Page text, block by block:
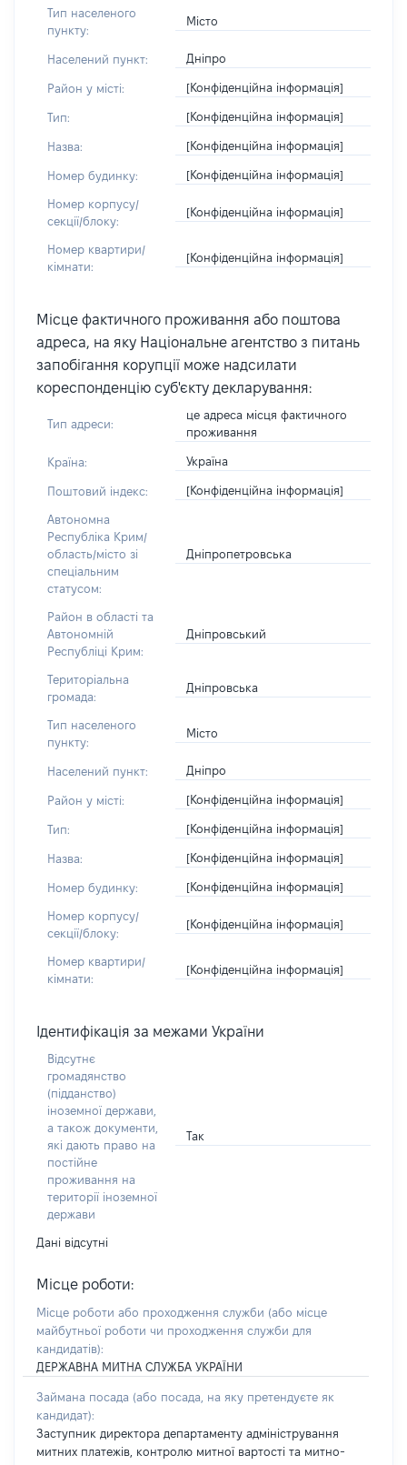
Тип населеного
пункту:
Місто
Населений пункт: Дніпро
Район у місті: [Конфіденційна інформація]
Тип: [Конфіденційна інформація]
Назва: [Конфіденційна інформація]
Номер будинку: [Конфіденційна інформація]
Номер корпусу/
секції/блоку:
[Конфіденційна інформація]
Номер квартири/
кімнати:
[Конфіденційна інформація]
Місце фактичного проживання або поштова
адреса, на яку Національне агентство з питань
запобігання корупції може надсилати
кореспонденцію суб'єкту декларування:
Тип адреси:
це адреса місця фактичного
проживання
Країна: Україна
Поштовий індекс: [Конфіденційна інформація]
Автономна
Республіка Крим/
область/місто зі
спеціальним
статусом:
Дніпропетровська
Район в області та
Автономній
Республіці Крим:
Дніпровський
Територіальна
громада:
Дніпровська
Тип населеного
пункту:
Місто
Населений пункт: Дніпро
Район у місті: [Конфіденційна інформація]
Тип: [Конфіденційна інформація]
Назва: [Конфіденційна інформація]
Номер будинку: [Конфіденційна інформація]
Номер корпусу/
секції/блоку:
[Конфіденційна інформація]
Номер квартири/
кімнати:
[Конфіденційна інформація]
Ідентифікація за межами України
Відсутнє
громадянство
(підданство)
іноземної держави,
а також документи,
які дають право на
постійне
проживання на
території іноземної
держави
Так
Дані відсутні
Місце роботи:
Місце роботи або проходження служби (або місце
майбутньої роботи чи проходження служби для
кандидатів):
ДЕРЖАВНА МИТНА СЛУЖБА УКРАЇНИ
Займана посада (або посада, на яку претендуєте як
кандидат):
Заступник директора департаменту адміністрування
митних платежів, контролю митної вартості та митно-